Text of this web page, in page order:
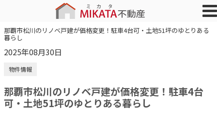
那覇市松川のリノベ戸建が価格変更！駐車4台可・土地51坪のゆとりある
暮らし
2025年08月30日
物件情報
那覇市松川のリノベ戸建が価格変更！駐車4台
可・土地51坪のゆとりある暮らし